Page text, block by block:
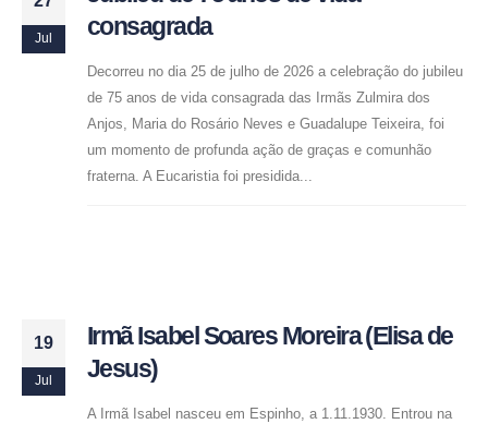
Jul
consagrada
Decorreu no dia 25 de julho de 2026 a celebração do jubileu
de 75 anos de vida consagrada das Irmãs Zulmira dos
Anjos, Maria do Rosário Neves e Guadalupe Teixeira, foi
um momento de profunda ação de graças e comunhão
fraterna. A Eucaristia foi presidida...
19
Jul
Irmã Isabel Soares Moreira (Elisa de
Jesus)
A Irmã Isabel nasceu em Espinho, a 1.11.1930. Entrou na